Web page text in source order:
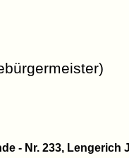
- Nr. 233, Lengerich